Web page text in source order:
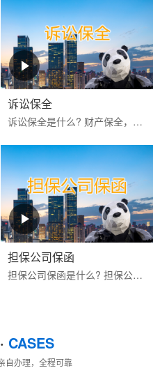
诉讼保全
诉讼保全是什么? 财产保全，是指人民法院在利害关系人起诉前或者当事人起诉后，为保障将来的生效判决能够得到执行或者避免财产遭受损失，对当事人的财产或者争议的标的物，...
担保公司保函
担保公司保函是什么? 担保公司保函是指担保公司应客户的申请而开立的有担保性质的书面承诺文件，一旦申请人未按其与受益人签订的合同的约定偿还债务或履行约定义务时，由担...
CASES
自办理，全程可靠